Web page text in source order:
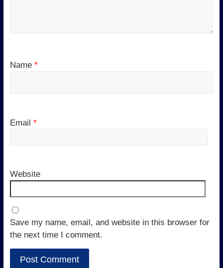
Name *
Email *
Website
Save my name, email, and website in this browser for
the next time I comment.